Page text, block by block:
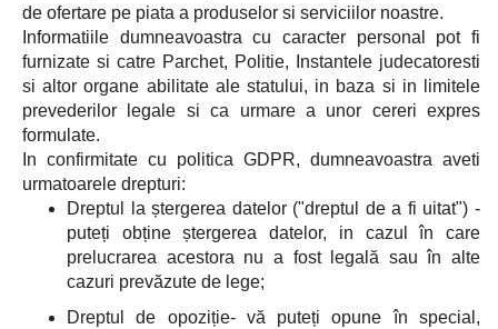
de ofertare pe piata a produselor si serviciilor noastre.
Informatiile dumneavoastra cu caracter personal pot fi
furnizate si catre Parchet, Politie, Instantele judecatoresti
si altor organe abilitate ale statului, in baza si in limitele
prevederilor legale si ca urmare a unor cereri expres
formulate.
In confirmitate cu politica GDPR, dumneavoastra aveti
urmatoarele drepturi:
Dreptul la ștergerea datelor ("dreptul de a fi uitat") -
puteți obține ștergerea datelor, in cazul în care
prelucrarea acestora nu a fost legală sau în alte
cazuri prevăzute de lege;
Dreptul de opoziție- vă puteți opune în special,